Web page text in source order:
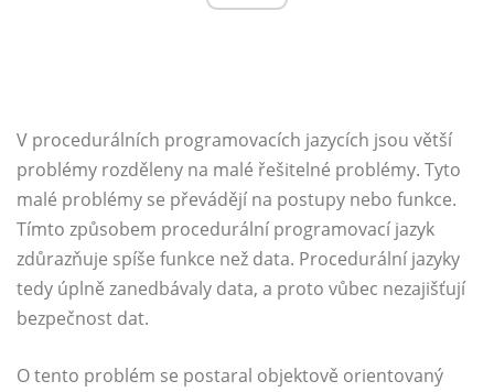
V procedurálních programovacích jazycích jsou větší
problémy rozděleny na malé řešitelné problémy. Tyto
malé problémy se převádějí na postupy nebo funkce.
Tímto způsobem procedurální programovací jazyk
zdůrazňuje spíše funkce než data. Procedurální jazyky
tedy úplně zanedbávaly data, a proto vůbec nezajišťují
bezpečnost dat.
O tento problém se postaral objektově orientovaný